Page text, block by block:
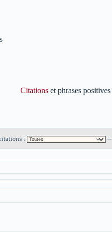
Citationset phrases positives
: –